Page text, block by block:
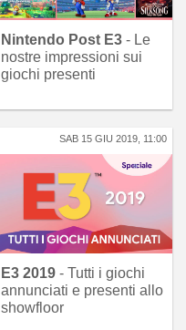
Nintendo Post E3 - Le
nostre impressioni sui
giochi presenti
SAB 15 GIU 2019, 11:00
E3 2019 - Tutti i giochi
annunciati e presenti allo
showfloor